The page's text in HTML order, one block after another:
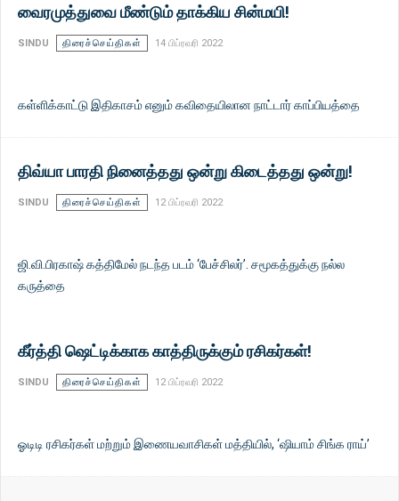
வைரமுத்துவை மீண்டும் தாக்கிய சின்மயி!
SINDU திரைச்செய்திகள் 14 பிப்ரவரி 2022
கள்ளிக்காட்டு இதிகாசம் எனும் கவிதையிலான நாட்டார் காப்பியத்தை
திவ்யா பாரதி நினைத்தது ஒன்று கிடைத்தது ஒன்று!
SINDU திரைச்செய்திகள் 12 பிப்ரவரி 2022
ஜி.வி.பிரகாஷ் கத்திமேல் நடந்த படம் ‘பேச்சிலர்’. சமூகத்துக்கு நல்ல
கருத்தை
கீர்த்தி ஷெட்டிக்காக காத்திருக்கும் ரசிகர்கள்!
SINDU திரைச்செய்திகள் 12 பிப்ரவரி 2022
ஓடிடி ரசிகர்கள் மற்றும் இணையவாசிகள் மத்தியில், ‘ஷியாம் சிங்க ராய்’